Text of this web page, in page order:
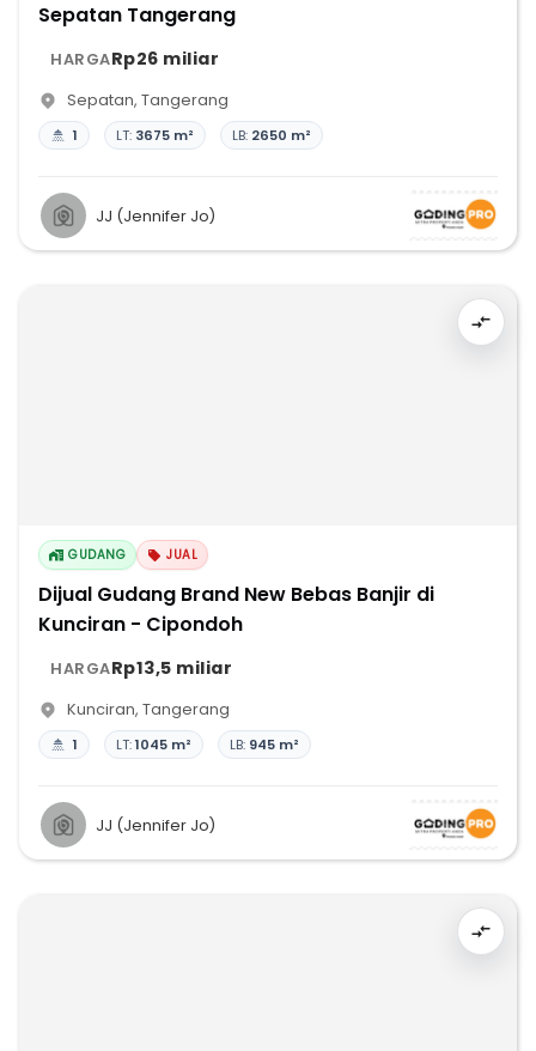
Sepatan Tangerang
HARGARp26 miliar
Sepatan, Tangerang
1 LT: 3675 m² LB: 2650 m²
JJ (Jennifer Jo)
GUDANG JUAL
Dijual Gudang Brand New Bebas Banjir di
Kunciran - Cipondoh
HARGARp13,5 miliar
Kunciran, Tangerang
1 LT:1045 m² LB: 945 m²
JJ (Jennifer Jo)